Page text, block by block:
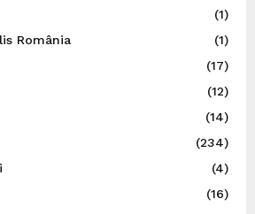
(1)
România
(1)
(17)
(12)
(14)
(234)
(4)
(16)